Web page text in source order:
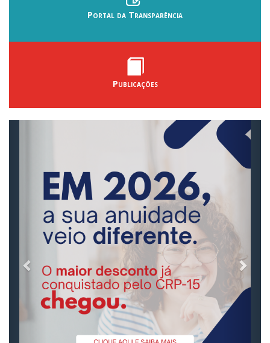
Portal da Transparência
Publicações